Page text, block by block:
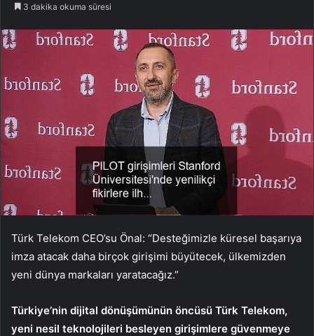
3 dakika okuma süresi
Türk Telekom CEO’su Önal: “Desteğimizle küresel başarıya
imza atacak daha birçok girişimi büyütecek, ülkemizden
yeni dünya markaları yaratacağız.”
Türkiye’nin dijital dönüşümünün öncüsü Türk Telekom,
yeni nesil teknolojileri besleyen girişimlere güvenmeye